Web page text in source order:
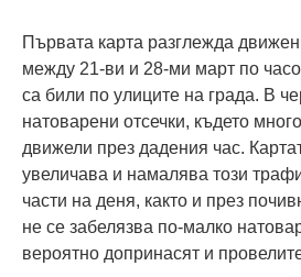
Първата карта разглежда
между 21-ви и 28-ми март по
са били по улиците на града. В
натоварени отсечки, където
движели през дадения час.
увеличава и намалява този
части на деня, както и през
не се забелязва по-малко
вероятно допринасят и